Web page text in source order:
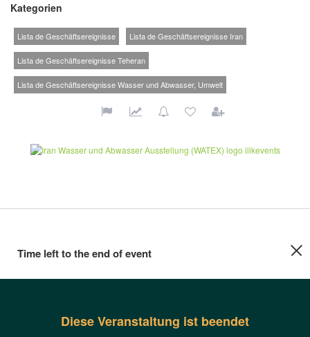
Kategorien
Lista de Geschäftsereignisse Lista de Geschäftsereignisse Iran
Lista de Geschäftsereignisse Teheran
Lista de Geschäftsereignisse Wasser und Abwasser, Umwelt
Time left to the end of event
Diese Veranstaltung ist beendet